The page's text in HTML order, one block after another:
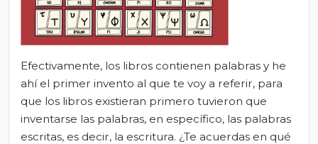
Efectivamente, los libros contienen palabras y he
ahí el primer invento al que te voy a referir, para
que los libros existieran primero tuvieron que
inventarse las palabras, en específico, las palabras
escritas, es decir, la escritura. ¿Te acuerdas en qué